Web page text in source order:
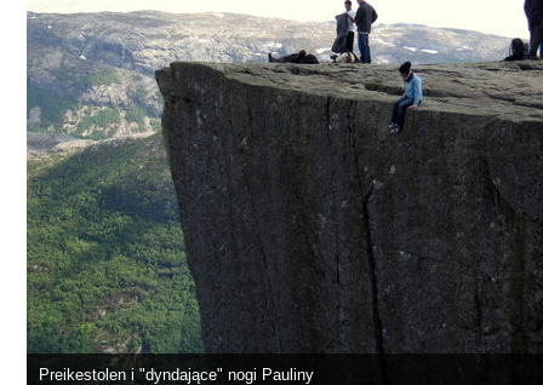
Preikestolen i "dyndające" nogi Pauliny